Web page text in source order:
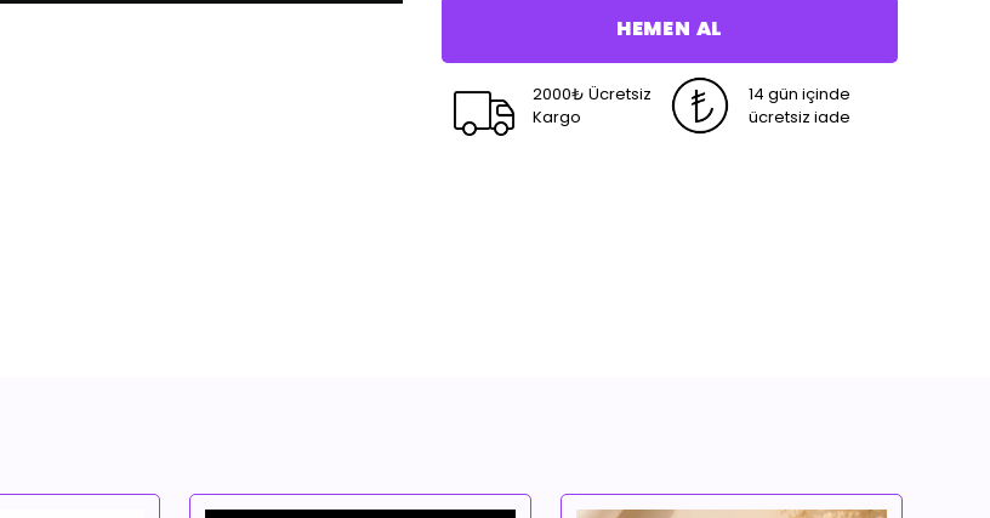
HEMEN AL
2000₺ Ücretsiz
Kargo
14 gün içinde
ücretsiz iade